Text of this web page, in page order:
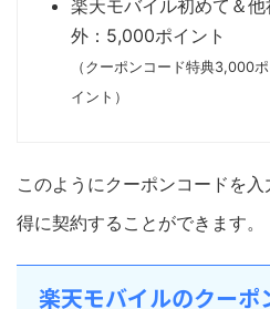
楽天モバイル初めて＆
外：5,000ポイント
（クーポンコード特典3,000
イント）
このようにクーポンコードを
得に契約することができます。
楽天モバイルのクーポ